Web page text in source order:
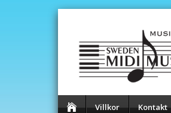
Villkor Kontakt